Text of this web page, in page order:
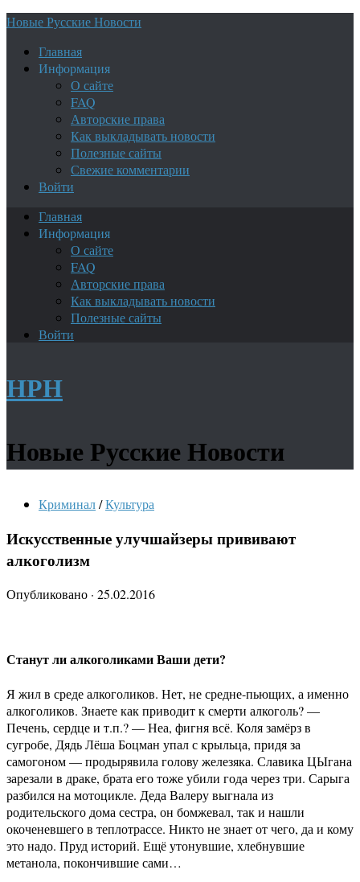
Новые Русские Новости
Главная
Информация
О сайте
FAQ
Авторские права
Как выкладывать новости
Полезные сайты
Свежие комментарии
Войти
Главная
Информация
О сайте
FAQ
Авторские права
Как выкладывать новости
Полезные сайты
Войти
НРН
Новые Русские Новости
Криминал/Культура
Искусственные улучшайзеры прививают
алкоголизм
Опубликовано · 25.02.2016
Станут ли алкоголиками Ваши дети?
Я жил в среде алкоголиков. Нет, не средне-пьющих, а именно
алкоголиков. Знаете как приводит к смерти алкоголь? —
Печень, сердце и т.п.? — Неа, фигня всё. Коля замёрз в
сугробе, Дядь Лёша Боцман упал с крыльца, придя за
самогоном — продырявила голову железяка. Славика ЦЫгана
зарезали в драке, брата его тоже убили года через три. Сарыга
разбился на мотоцикле. Деда Валеру выгнала из
родительского дома сестра, он бомжевал, так и нашли
окоченевшего в теплотрассе. Никто не знает от чего, да и кому
это надо. Пруд историй. Ещё утонувшие, хлебнувшие
метанола, покончившие сами…